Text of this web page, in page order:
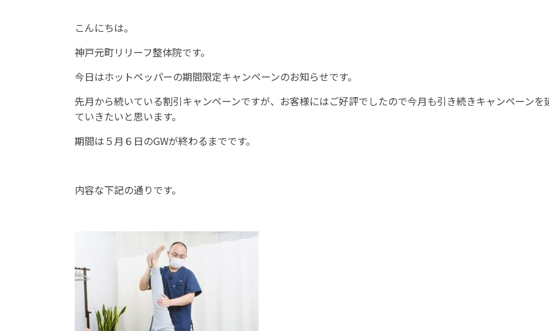
こんにちは。
神戸元町リリーフ整体院です。
今日はホットペッパーの期間限定キャンペーンのお知らせです。
先月から続いている割引キャンペーンですが、お客様にはご好評でしたので今月も引き続きキャンペーンを
ていきたいと思います。
期間は５月６日のGWが終わるまでです。
内容な下記の通りです。